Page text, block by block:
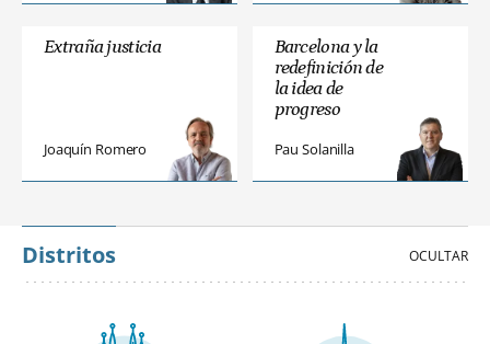
Extraña justicia
Joaquín Romero
Barcelona y la
redefinición de
la idea de
progreso
Pau Solanilla
Distritos